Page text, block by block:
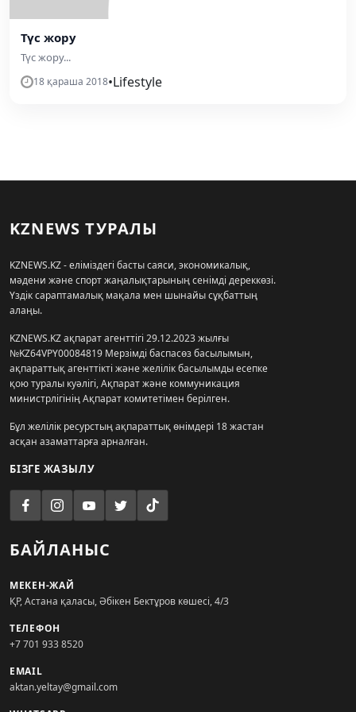
Түс жору
Түс жору...
18 қараша 2018•Lifestyle
KZNEWS ТУРАЛЫ
KZNEWS.KZ - еліміздегі басты саяси, экономикалық,
мәдени және спорт жаңалықтарының сенімді дереккөзі.
Үздік сараптамалық мақала мен шынайы сұқбаттың
алаңы.
KZNEWS.KZ ақпарат агенттігі 29.12.2023 жылғы
№KZ64VPY00084819 Мерзімді баспасөз басылымын,
ақпараттық агенттікті және желілік басылымды есепке
қою туралы куәлігі, Ақпарат және коммуникация
министрлігінің Ақпарат комитетімен берілген.
Бұл желілік ресурстың ақпараттық өнімдері 18 жастан
асқан азаматтарға арналған.
БІЗГЕ ЖАЗЫЛУ
БАЙЛАНЫС
МЕКЕН-ЖАЙ
ҚР, Астана қаласы, Әбікен Бектұров көшесі, 4/3
ТЕЛЕФОН
+7 701 933 8520
EMAIL
aktan.yeltay@gmail.com